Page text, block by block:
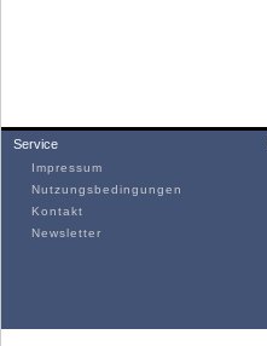
Service
Impressum
Nutzungsbedingungen
Kontakt
Newsletter